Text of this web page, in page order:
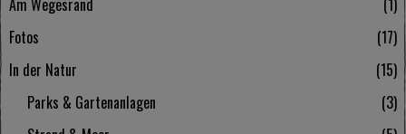
Am Wegesrand
1
Fotos
17
In der Natur
15
Parks & Gartenanlagen
3